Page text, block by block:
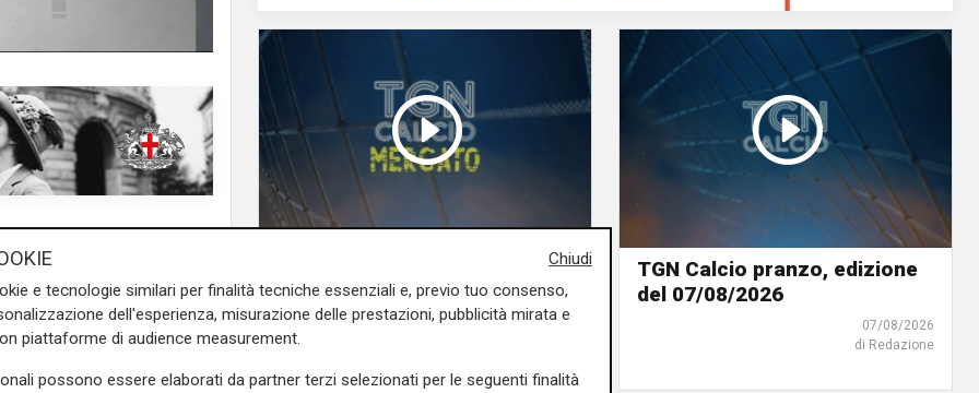
Liguria seguiteci sul
e suFacebook
TGN Calcio sera, edizione del
07/08/2026
TGN Calcio pranzo, edizione
del 07/08/2026
07/08/2026
di Redazione
Chiudi
e tecnologie similari per finalità tecniche essenziali e, previo tuo consenso,
dell'esperienza, misurazione delle prestazioni, pubblicità mirata e
piattaforme di audience measurement.
possono essere elaborati da partner terzi selezionati per le seguenti finalità